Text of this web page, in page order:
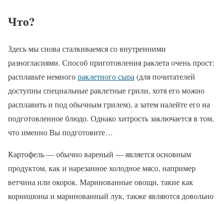
Что?
Здесь мы снова сталкиваемся со внутренними
разногласиями. Способ приготовления раклета очень прост:
расплавьте немногораклетного сыра (для почитателей
доступны специальные раклетные грили, хотя его можно
расплавить и под обычным грилем), а затем налейте его на
подготовленное блюдо. Однако хитрость заключается в том,
что именно Вы подготовите…
Картофель — обычно вареный — является основным
продуктом, как и нарезанное холодное мясо, например
ветчина или окорок. Маринованные овощи, такие как
корнишоны и маринованный лук, также являются довольно